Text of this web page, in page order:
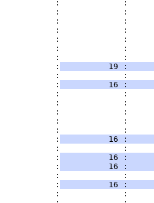
:             :
:             :
:             :
:             :
:             :
:             :
:             :
:
19 :
:             :
:
16 :
:             :
:             :
:             :
:             :
:             :
:
16 :
:             :
:
16 :
:
16 :
:             :
:
16 :
:             :